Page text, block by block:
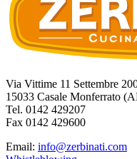
Via Vittime 11 Settembre
15033 Casale Monferrato
Tel. 0142 429207
Fax 0142 429600
Email: info@zerbinati.com